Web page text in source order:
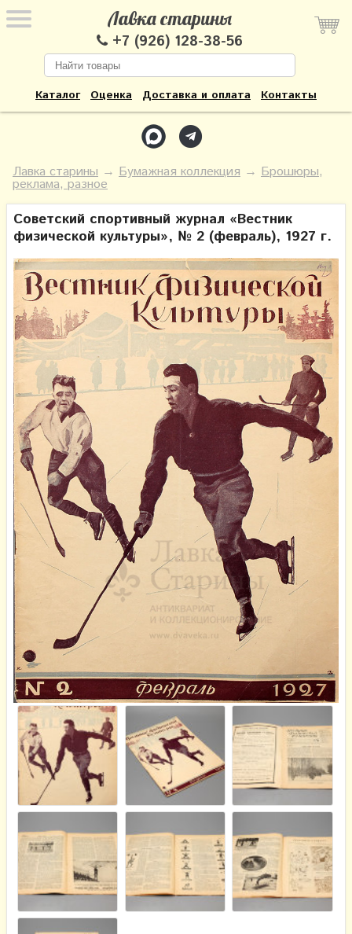
Лавка старины
+7 (926) 128-38-56
Каталог Оценка Доставка и оплата Контакты
Лавка старины → Бумажная коллекция → Брошюры,
реклама, разное
Советский спортивный журнал «Вестник
физической культуры», № 2 (февраль), 1927 г.